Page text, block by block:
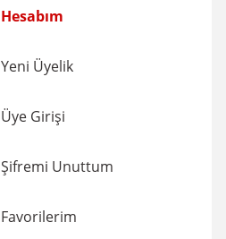
Hesabım
Yeni Üyelik
Üye Girişi
Şifremi Unuttum
Favorilerim